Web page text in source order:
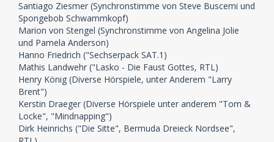
Santiago Ziesmer (Synchronstimme von Steve Buscemi und
Spongebob Schwammkopf)
Marion von Stengel (Synchronstimme von Angelina Jolie
und Pamela Anderson)
Hanno Friedrich ("Sechserpack SAT.1)
Mathis Landwehr ("Lasko - Die Faust Gottes, RTL)
Henry König (Diverse Hörspiele, unter Anderem "Larry
Brent")
Kerstin Draeger (Diverse Hörspiele unter anderem "Tom &
Locke", "Mindnapping")
Dirk Heinrichs ("Die Sitte", Bermuda Dreieck Nordsee",